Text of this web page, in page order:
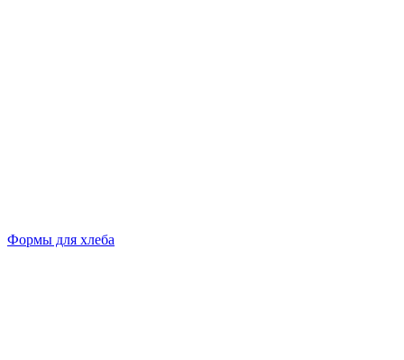
Формы для хлеба